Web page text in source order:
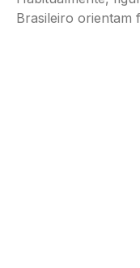
Brasileiro orientam